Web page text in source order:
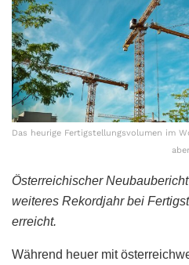
Das heurige Fertigstellungsvolumen im
Österreichischer
weiteres Rekordjahr bei
erreicht.
Während heuer mit